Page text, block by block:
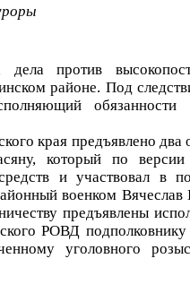
против
районе. Под
обязанности
края предъявлено два
который по версии
и участвовал в
военком Вячеслав
предъявлены
РОВД
уголовного